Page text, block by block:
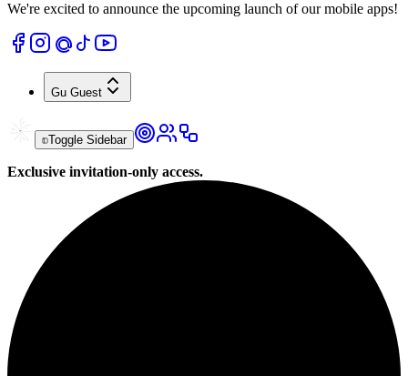
We're excited to announce the upcoming launch of our mobile apps!
Gu Guest
Toggle Sidebar
Exclusive invitation-only access.